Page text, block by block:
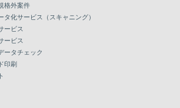
格外案件
タ化サービス（スキャニング）
ービス
ービス
ータチェック
印刷